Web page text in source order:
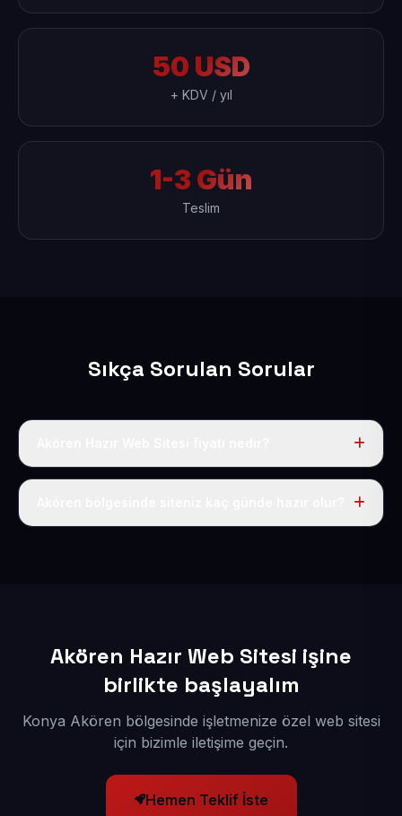
50 USD
+ KDV / yıl
1-3 Gün
Teslim
Sıkça Sorulan Sorular
Tek fiyat uygulanır: yıllık 50 USD + KDV. Bu bedele alan
Akören Hazır Web Sitesi işine
birlikte başlayalım
Konya Akören bölgesinde işletmenize özel web sitesi
için bizimle iletişime geçin.
Hemen Teklif İste